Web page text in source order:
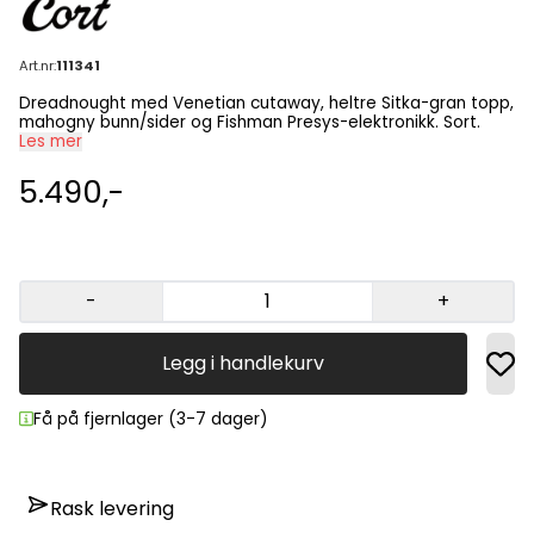
Art.nr:111341
Dreadnought med Venetian cutaway, heltre Sitka-gran topp,
mahogny bunn/sider og Fishman Presys-elektronikk. Sort.
Les mer
5.490,-
- +
Legg i handlekurv
Få på fjernlager (3-7 dager)
Rask levering